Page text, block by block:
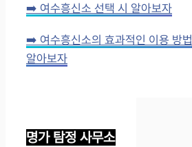
➡️ 여수흥신소 선택 시 알아보자
➡️ 여수흥신소의 효과적인 이용 방법
알아보자
명가 탐정 사무소